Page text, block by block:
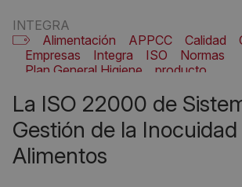
INTEGRA
Alimentación
APPCC Calidad
Empresas
Integra ISO
Normas
Plan General Higiene
producto
Sistemas de gestión sectoriales
La ISO 22000 de
Gestión de la
Alimentos